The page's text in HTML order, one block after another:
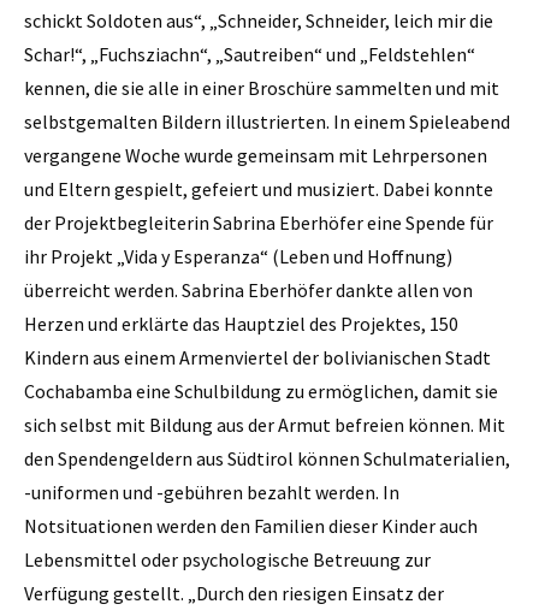
schickt Soldoten aus“, „Schneider, Schneider, leich mir die
Schar!“, „Fuchsziachn“, „Sautreiben“ und „Feldstehlen“
kennen, die sie alle in einer Broschüre sammelten und mit
selbstgemalten Bildern illustrierten. In einem Spieleabend
vergangene Woche wurde gemeinsam mit Lehrpersonen
und Eltern gespielt, gefeiert und musiziert. Dabei konnte
der Projektbegleiterin Sabrina Eberhöfer eine Spende für
ihr Projekt „Vida y Esperanza“ (Leben und Hoffnung)
überreicht werden. Sabrina Eberhöfer dankte allen von
Herzen und erklärte das Hauptziel des Projektes, 150
Kindern aus einem Armenviertel der bolivianischen Stadt
Cochabamba eine Schulbildung zu ermöglichen, damit sie
sich selbst mit Bildung aus der Armut befreien können. Mit
den Spendengeldern aus Südtirol können Schulmaterialien,
-uniformen und -gebühren bezahlt werden. In
Notsituationen werden den Familien dieser Kinder auch
Lebensmittel oder psychologische Betreuung zur
Verfügung gestellt. „Durch den riesigen Einsatz der